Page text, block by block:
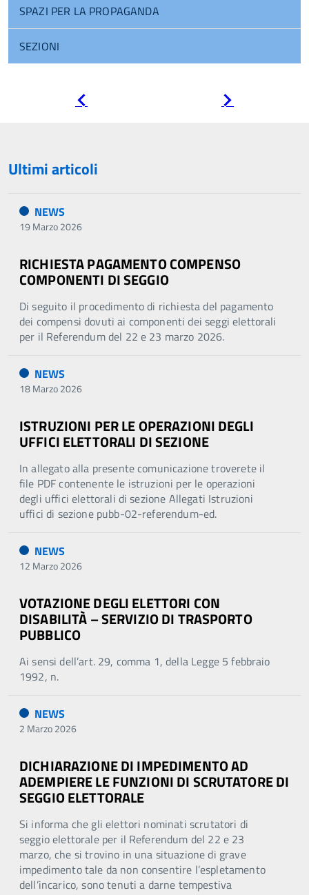
SPAZI PER LA PROPAGANDA
SEZIONI
Ultimi articoli
NEWS
19 Marzo 2026
RICHIESTA PAGAMENTO COMPENSO
COMPONENTI DI SEGGIO
Di seguito il procedimento di richiesta del pagamento
dei compensi dovuti ai componenti dei seggi elettorali
per il Referendum del 22 e 23 marzo 2026.
NEWS
18 Marzo 2026
ISTRUZIONI PER LE OPERAZIONI DEGLI
UFFICI ELETTORALI DI SEZIONE
In allegato alla presente comunicazione troverete il
file PDF contenente le istruzioni per le operazioni
degli uffici elettorali di sezione Allegati Istruzioni
uffici di sezione pubb-02-referendum-ed.
NEWS
12 Marzo 2026
VOTAZIONE DEGLI ELETTORI CON
DISABILITÀ – SERVIZIO DI TRASPORTO
PUBBLICO
Ai sensi dell’art. 29, comma 1, della Legge 5 febbraio
1992, n.
NEWS
2 Marzo 2026
DICHIARAZIONE DI IMPEDIMENTO AD
ADEMPIERE LE FUNZIONI DI SCRUTATORE DI
SEGGIO ELETTORALE
Si informa che gli elettori nominati scrutatori di
seggio elettorale per il Referendum del 22 e 23
marzo, che si trovino in una situazione di grave
impedimento tale da non consentire l’espletamento
dell’incarico, sono tenuti a darne tempestiva